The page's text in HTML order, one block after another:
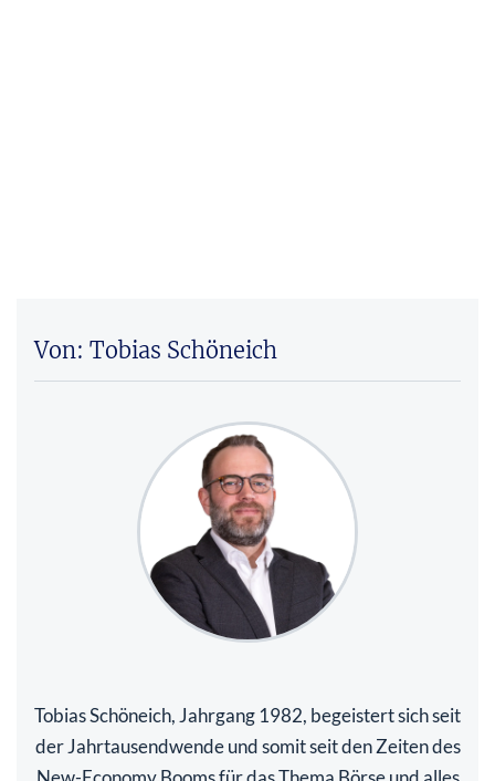
Von: Tobias Schöneich
Tobias Schöneich, Jahrgang 1982, begeistert sich seit
der Jahrtausendwende und somit seit den Zeiten des